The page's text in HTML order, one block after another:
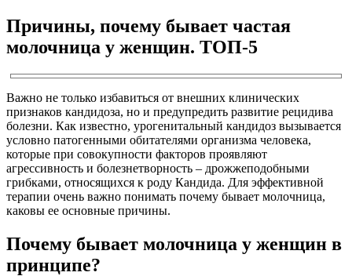
Причины, почему бывает частая
молочница у женщин. ТОП-5
Важно не только избавиться от внешних клинических
признаков кандидоза, но и предупредить развитие рецидива
болезни. Как известно, урогенитальный кандидоз вызывается
условно патогенными обитателями организма человека,
которые при совокупности факторов проявляют
агрессивность и болезнетворность – дрожжеподобными
грибками, относящихся к роду Кандида. Для эффективной
терапии очень важно понимать почему бывает молочница,
каковы ее основные причины.
Почему бывает молочница у женщин в
принципе?